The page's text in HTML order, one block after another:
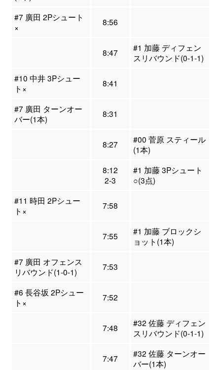
#7 廣田 2Pシュート
×
8:56
8:47
#1 加藤 ディフェン
スリバウンド(0-1-1)
#10 中井 3Pシュー
ト×
8:41
#7 廣田 ターンオー
バー(1本)
8:31
8:27
#00 菅原 スティール
(1本)
8:12
2-3
#1 加藤 3Pシュート
○(3点)
#11 時田 2Pシュー
ト×
7:58
7:55
#1 加藤 ブロックシ
ョット(1本)
#7 廣田 オフェンス
リバウンド(1-0-1)
7:53
#6 長谷坂 2Pシュー
ト×
7:52
7:48
#32 佐藤 ディフェン
スリバウンド(0-1-1)
7:47
#32 佐藤 ターンオー
バー(1本)